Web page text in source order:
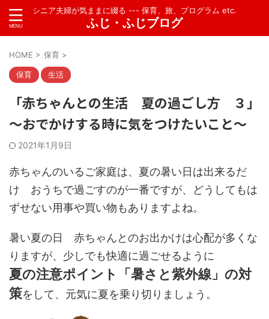
シニア夫婦が気ままに綴る --- 保育、旅、プログラム etc.
ふじ・ふじブログ
HOME > 保育 >
保育 生活
「赤ちゃんとの生活 夏の過ごし方 ３」
～おでかけする時に気をつけたいこと～
2021年1月9日
赤ちゃんのいるご家庭は、夏の暑い日は出来るだ
け おうちで過ごすのが一番ですが、どうしてもは
ずせない用事や買い物もありますよね。
暑い夏の日 赤ちゃんとのお出かけは心配が多くな
りますが、少しでも快適に過ごせるように
夏の注意ポイント「暑さと紫外線」の対
策をして、元気に夏を乗り切りましょう。